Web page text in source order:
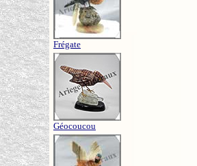
Frégate
Géocoucou